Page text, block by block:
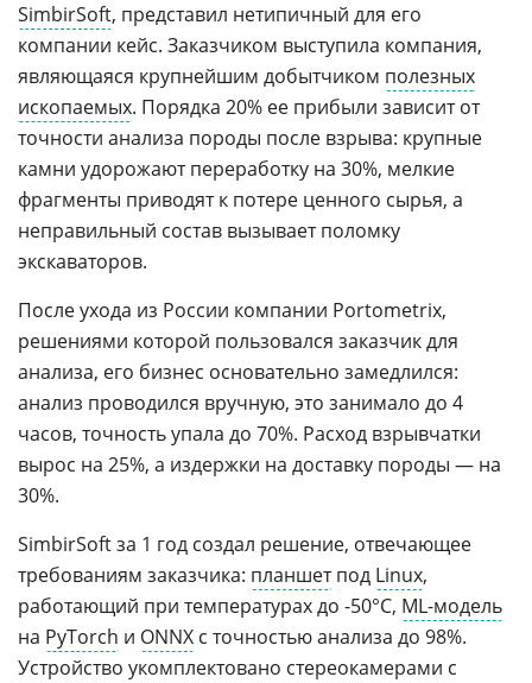
SimbirSoft, представил нетипичный для его
компании кейс. Заказчиком выступила компания,
являющаяся крупнейшим добытчиком полезных
ископаемых. Порядка 20% ее прибыли зависит от
точности анализа породы после взрыва: крупные
камни удорожают переработку на 30%, мелкие
фрагменты приводят к потере ценного сырья, а
неправильный состав вызывает поломку
экскаваторов.
После ухода из России компании Portometrix,
решениями которой пользовался заказчик для
анализа, его бизнес основательно замедлился:
анализ проводился вручную, это занимало до 4
часов, точность упала до 70%. Расход взрывчатки
вырос на 25%, а издержки на доставку породы — на
30%.
SimbirSoft за 1 год создал решение, отвечающее
требованиям заказчика: планшетпод Linux,
работающий при температурах до -50°C, ML-модель
на PyTorch и ONNX с точностью анализа до 98%.
Устройство укомплектовано стереокамерами с